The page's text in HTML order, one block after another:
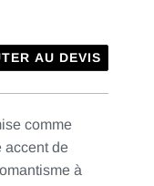
AU DEVIS
comme
accent de
à